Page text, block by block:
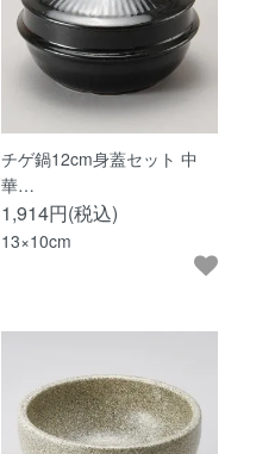
チゲ鍋12cm身蓋セット 中
華…
1,914円(税込)
13×10cm